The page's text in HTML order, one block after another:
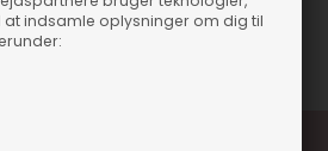
at indsamle oplysninger om dig til
15356-GIN04362